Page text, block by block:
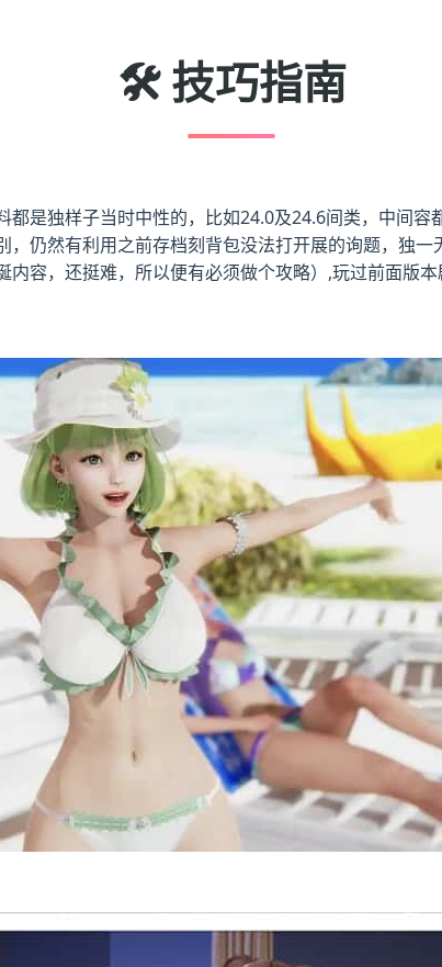
🛠️ 技巧指南
是独样子当时中性的，比如24.0及24.6间类，中间
仍然有利用之前存档刻背包没法打开展的询题，独一
容，还挺难，所以便有必须做个攻略）,玩过前面版